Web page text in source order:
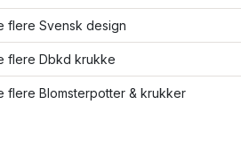
flere Svensk design
flere Dbkd krukke
flere Blomsterpotter & krukker